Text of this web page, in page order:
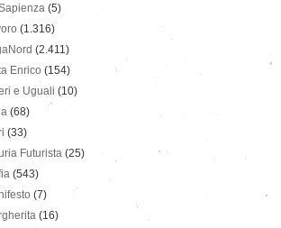
(5)
(1.316)
(2.411)
Enrico (154)
e Uguali (10)
(68)
(33)
Futurista (25)
(543)
(7)
(16)